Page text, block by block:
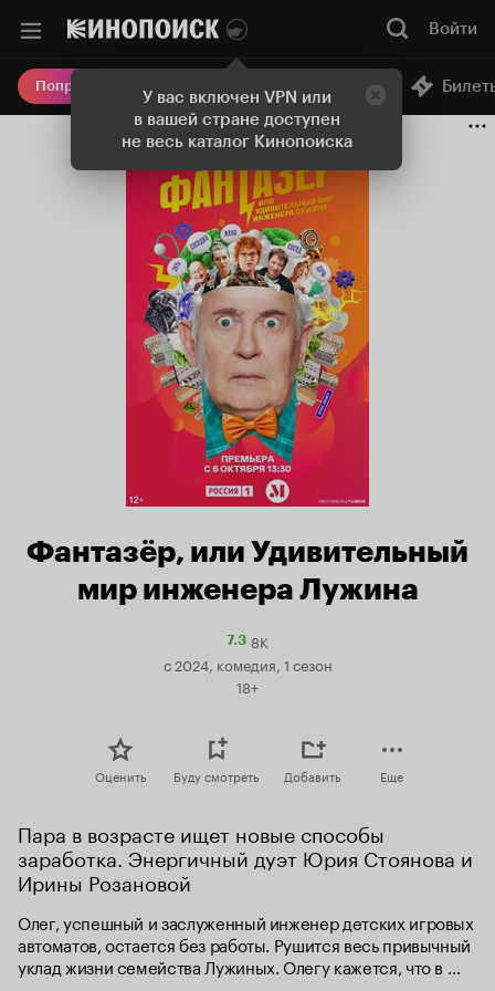
У вас включен VPN или
в вашей стране доступен
не весь каталог Кинопоиска
Войти
Попробовать Плюс Онлайн-кинотеатр
Фантазёр, или Удивительный
мир инженера Лужина
7.3Рейтинг
Кинопоиска
7.3
8K
с 2024, комедия, 1 сезон
18+
Оценить Буду смотреть Добавить Еще
Пара в возрасте ищет новые способы
заработка. Энергичный дуэт Юрия Стоянова и
Ирины Розановой
Олег, успешный и заслуженный инженер детских игровых
автоматов, остается без работы. Рушится весь привычный
уклад жизни семейства Лужиных. Олегу кажется, что в